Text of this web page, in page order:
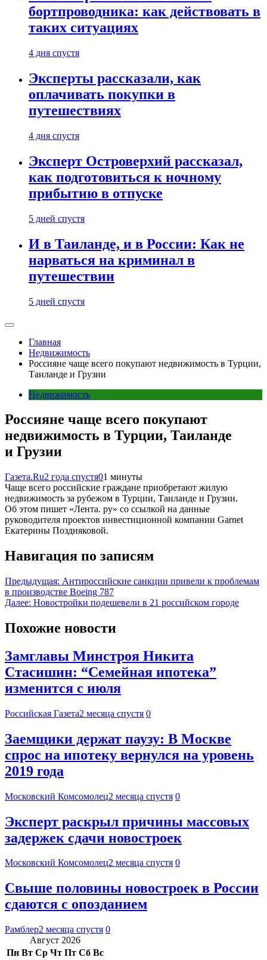
бортпроводника: как действовать в
таких ситуациях
4 дня спустя
Эксперты рассказали, как
оплачивать покупки в
путешествиях
4 дня спустя
Эксперт Островерхий рассказал,
как подготовиться к ночному
прибытию в отпуске
5 дней спустя
И в Таиланде, и в России: Как не
нарваться на криминал в
путешествии
5 дней спустя
Главная
Недвижимость
Россияне чаще всего покупают недвижимость в Турции,
Таиланде и Грузии
Недвижимость
Россияне чаще всего покупают
недвижимость в Турции, Таиланде
и Грузии
Газета.Ru2 года спустя01 минуты
Чаще всего российские граждане приобретают жилую
недвижимость за рубежом в Турции, Таиланде и Грузии.
Об этом пишет «Лента. ру» со ссылкой на данные
руководителя проектов инвестиционной компании Garnet
Екатерины Поздняковой.
Навигация по записям
Предыдущая: Антироссийские санкции привели к проблемам
в производстве Boeing 787
Далее: Новостройки подешевели в 21 российском городе
Похожие новости
Замглавы Минстроя Никита
Стасишин: “Семейная ипотека”
изменится с июля
Российская Газета2 месяца спустя 0
Заемщики держат паузу: В Москве
спрос на ипотеку вернулся на уровень
2019 года
Московский Комсомолец2 месяца спустя 0
Эксперт раскрыл причины массовых
задержек сдачи новостроек
Московский Комсомолец2 месяца спустя 0
Свыше половины новостроек в России
сдаются с опозданием
Рамблер2 месяца спустя 0
Август 2026
Пн Вт Ср Чт Пт Сб Вс